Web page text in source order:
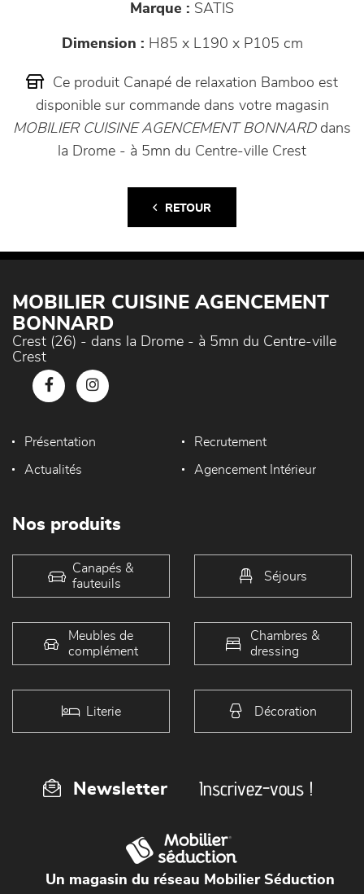
Marque : SATIS
Dimension : H85 x L190 x P105 cm
Ce produit Canapé de relaxation Bamboo est
disponible sur commande dans votre magasin
MOBILIER CUISINE AGENCEMENT BONNARDdans
la Drome - à 5mn du Centre-ville Crest
RETOUR
MOBILIER CUISINE AGENCEMENT
BONNARD
Crest (26) - dans la Drome - à 5mn du Centre-ville
Crest
Présentation Recrutement
Actualités Agencement Intérieur
Nos produits
Canapés &
fauteuils
Séjours
Meubles de
complément
Chambres &
dressing
Literie Décoration
Newsletter Inscrivez-vous !
Un magasin du réseau Mobilier Séduction